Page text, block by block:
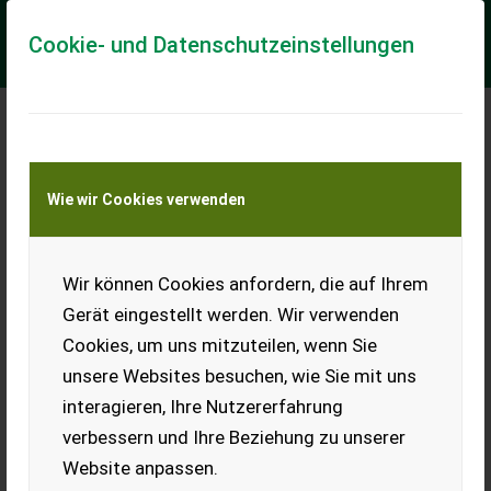
Cookie- und Datenschutzeinstellungen
Wie wir Cookies verwenden
Wir können Cookies anfordern, die auf Ihrem
Gerät eingestellt werden. Wir verwenden
Cookies, um uns mitzuteilen, wenn Sie
unsere Websites besuchen, wie Sie mit uns
interagieren, Ihre Nutzererfahrung
verbessern und Ihre Beziehung zu unserer
Website anpassen.
Meine Transportkostenanfrage
Transport von Land- und Baumaschinen –
KEINE Tiertransporte
Tehnos MU 280
Anbau-Schlegelmulcher, 2,80 m Arbeitsbreite, Front- +
Heckanbau, Seitenverschiebung, Stützwalze,
Hammerschlegel,
EUR 5.891 inkl. 19% MwSt